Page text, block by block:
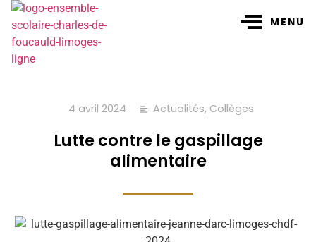
MENU
4 avril 2024 Actualités, Collèges
Lutte contre le gaspillage
alimentaire